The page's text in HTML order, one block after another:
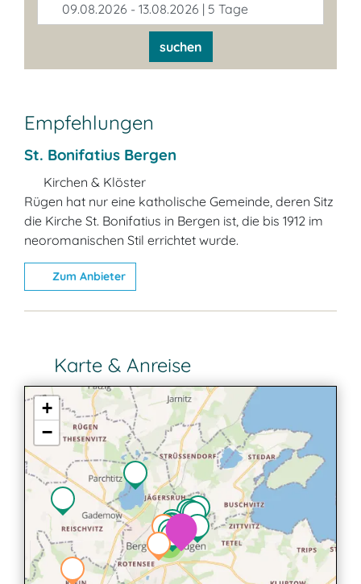
09.08.2026 - 13.08.2026 | 5 Tage
suchen
Empfehlungen
St. Bonifatius Bergen
Kirchen & Klöster
Rügen hat nur eine katholische Gemeinde, deren Sitz
die Kirche St. Bonifatius in Bergen ist, die bis 1912 im
neoromanischen Stil errichtet wurde.
Zum Anbieter
Karte & Anreise
2
+
−